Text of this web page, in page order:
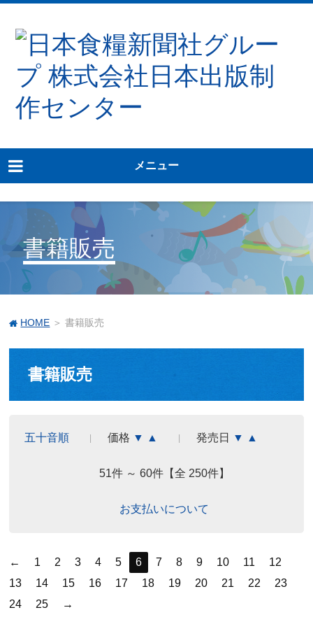
メニュー
書籍販売
HOME ＞ 書籍販売
書籍販売
五十音順 価格 ▼ ▲ 発売日 ▼ ▲
51件 ～ 60件【全 250件】
お支払いについて
← 1 2 3 4 5 6 7 8 9 10 11
12
13
14 15 16 17 18 19 20 21 22
23
24
25 →